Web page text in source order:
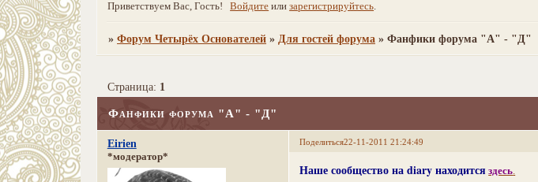
Приветствуем Вас, Гость! Войдите илизарегистрируйтесь.
»Форум Четырёх Основателей »Для гостей форума »Фанфики форума "А" - "Д"
Фанфики форума "А" - "Д"
Страница: 1
Поделиться22-11-2011 21:24:49
Eirien
*модератор*
Наше сообщество на diary находится здесь.